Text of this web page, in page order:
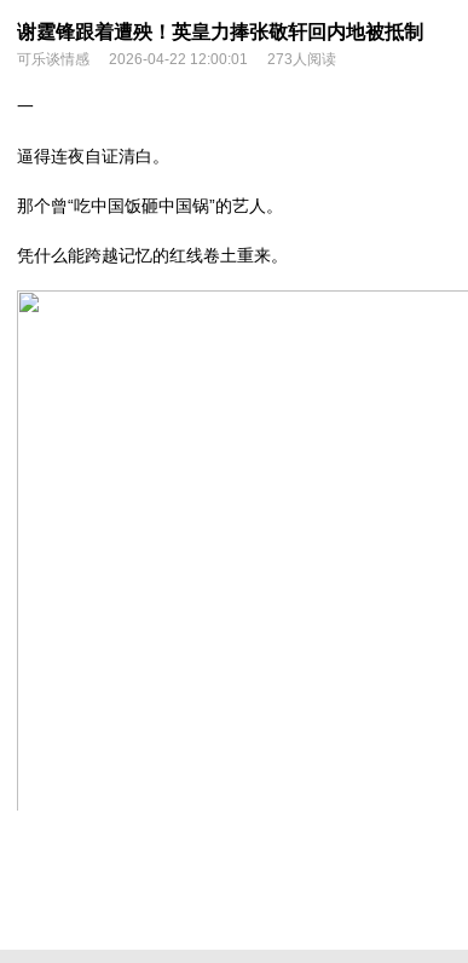
谢霆锋跟着遭殃！英皇力捧张敬轩回内地被抵制
可乐谈情感 2026-04-22 12:00:01 273人阅读
一
逼得连夜自证清白。
那个曾“吃中国饭砸中国锅”的艺人。
凭什么能跨越记忆的红线卷土重来。